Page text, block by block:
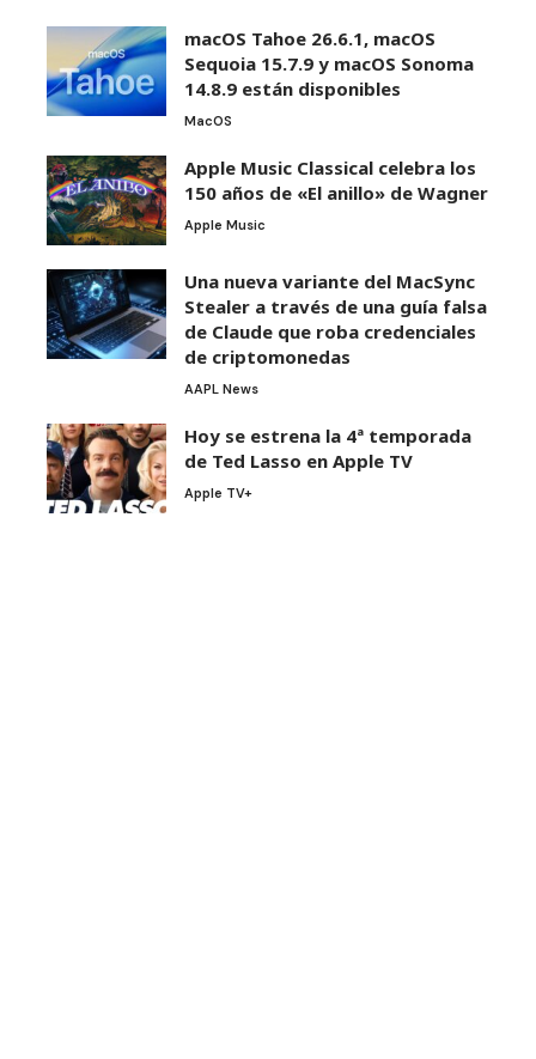
macOS Tahoe 26.6.1, macOS
Sequoia 15.7.9 y macOS Sonoma
14.8.9 están disponibles
MacOS
Apple Music Classical celebra los
150 años de «El anillo» de Wagner
Apple Music
Una nueva variante del MacSync
Stealer a través de una guía falsa
de Claude que roba credenciales
de criptomonedas
AAPL News
Hoy se estrena la 4ª temporada
de Ted Lasso en Apple TV
Apple TV+